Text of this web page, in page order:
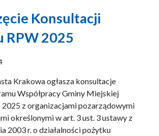
Konsultacji
RPW 2025
Krakowa ogłasza konsultacje
Współpracy Gminy Miejskiej
z organizacjami pozarządowymi
określonymi w art. 3 ust. 3 ustawy z
2003 r. o działalności pożytku